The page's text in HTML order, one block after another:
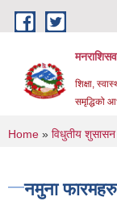
Skip to main content
शिक्षा,
समृद्धिको
You are
Home » विधुतीय शुसासन
नमुना फारमहरु